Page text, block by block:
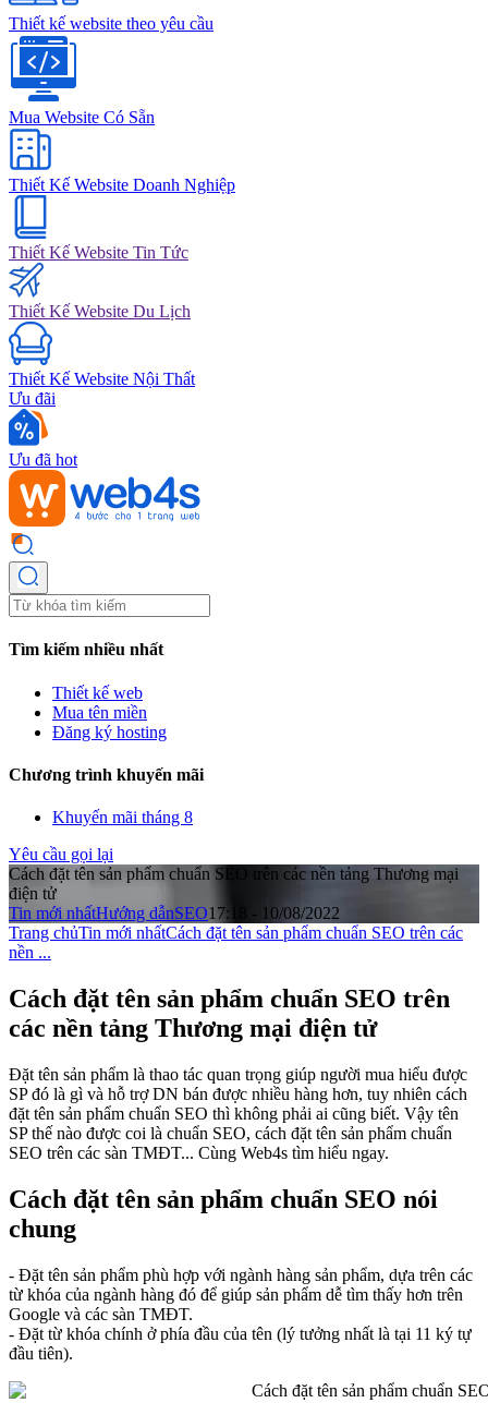
Thiết kế website theo yêu cầu
Mua Website Có Sẵn
Thiết Kế Website Doanh Nghiệp
Thiết Kế Website Tin Tức
Thiết Kế Website Du Lịch
Thiết Kế Website Nội Thất
Ưu đãi
Ưu đã hot
Tìm kiếm nhiều nhất
Thiết kế web
Mua tên miền
Đăng ký hosting
Chương trình khuyến mãi
Khuyến mãi tháng 8
Yêu cầu gọi lại
Cách đặt tên sản phẩm chuẩn SEO trên các nền tảng Thương mại
điện tử
Tin mới nhấtHướng dẫnSEO17:18 - 10/08/2022
Trang chủTin mới nhấtCách đặt tên sản phẩm chuẩn SEO trên các
nền ...
Cách đặt tên sản phẩm chuẩn SEO trên
các nền tảng Thương mại điện tử
Đặt tên sản phẩm là thao tác quan trọng giúp người mua hiểu được
SP đó là gì và hỗ trợ DN bán được nhiều hàng hơn, tuy nhiên cách
đặt tên sản phẩm chuẩn SEO thì không phải ai cũng biết. Vậy tên
SP thế nào được coi là chuẩn SEO, cách đặt tên sản phẩm chuẩn
SEO trên các sàn TMĐT... Cùng Web4s tìm hiểu ngay.
Cách đặt tên sản phẩm chuẩn SEO nói
chung
- Đặt tên sản phẩm phù hợp với ngành hàng sản phẩm, dựa trên các
từ khóa của ngành hàng đó để giúp sản phẩm dễ tìm thấy hơn trên
Google và các sàn TMĐT.
- Đặt từ khóa chính ở phía đầu của tên (lý tưởng nhất là tại 11 ký tự
đầu tiên).